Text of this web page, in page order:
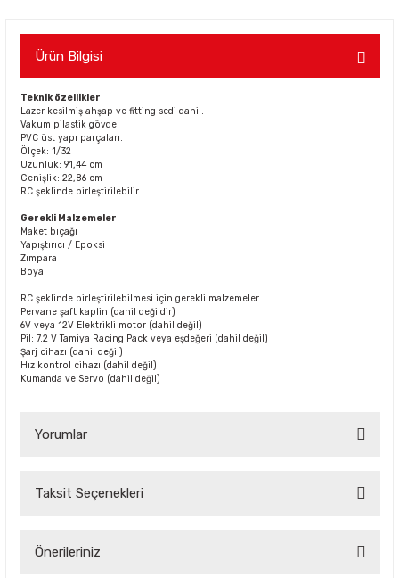
Ürün Bilgisi
Teknik özellikler
Lazer kesilmiş ahşap ve fitting sedi dahil.
Vakum pilastik gövde
PVC üst yapı parçaları.
Ölçek: 1/32
Uzunluk: 91,44 cm
Genişlik: 22,86 cm
RC şeklinde birleştirilebilir
Gerekli Malzemeler
Maket bıçağı
Yapıştırıcı / Epoksi
Zımpara
Boya
RC şeklinde birleştirilebilmesi için gerekli malzemeler
Pervane şaft kaplin (dahil değildir)
6V veya 12V Elektrikli motor (dahil değil)
Pil: 7.2 V Tamiya Racing Pack veya eşdeğeri (dahil değil)
Şarj cihazı (dahil değil)
Hız kontrol cihazı (dahil değil)
Kumanda ve Servo (dahil değil)
Yorumlar
Taksit Seçenekleri
Önerileriniz